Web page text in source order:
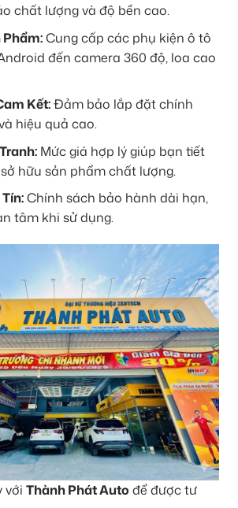
chất lượng và độ bền cao.
Cung cấp các phụ kiện ô tô
đến camera 360 độ, loa cao
Kết:Đảm bảo lắp đặt chính
hiệu quả cao.
Mức giá hợp lý giúp bạn tiết
hữu sản phẩm chất lượng.
Chính sách bảo hành dài hạn,
tâm khi sử dụng.
với Thành Phát Auto để được tư